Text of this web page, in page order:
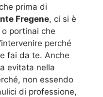
prima di
Fregene, ci si è
portinai che
perché
fai da te. Anche
evitata nella
non essendo
di professione,